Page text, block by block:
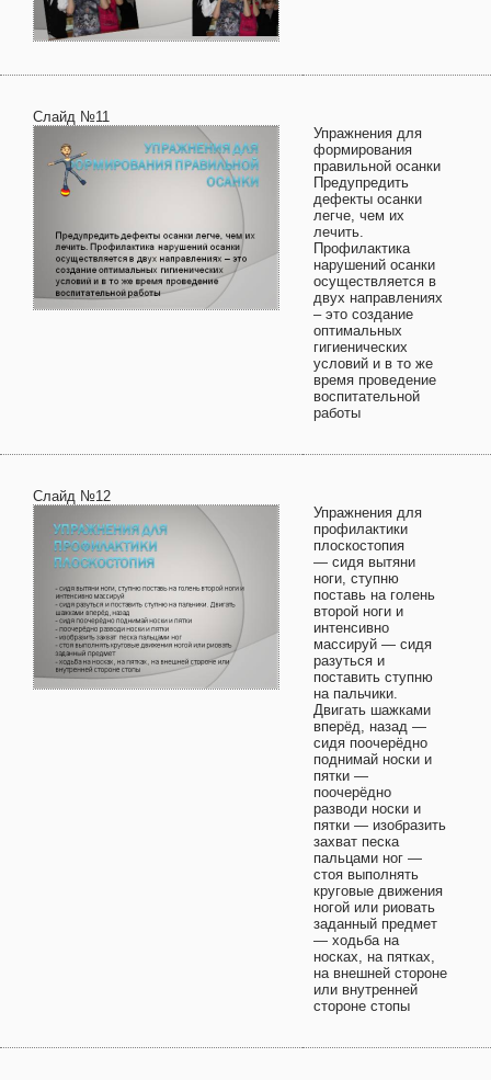
Слайд №11
Упражнения для
формирования
правильной осанки
Предупредить
дефекты осанки
легче, чем их
лечить.
Профилактика
нарушений осанки
осуществляется в
двух направлениях
– это создание
оптимальных
гигиенических
условий и в то же
время проведение
воспитательной
работы
Слайд №12
Упражнения для
профилактики
плоскостопия
— сидя вытяни
ноги, ступню
поставь на голень
второй ноги и
интенсивно
массируй — сидя
разуться и
поставить ступню
на пальчики.
Двигать шажками
вперёд, назад —
сидя поочерёдно
поднимай носки и
пятки —
поочерёдно
разводи носки и
пятки — изобразить
захват песка
пальцами ног —
стоя выполнять
круговые движения
ногой или риовать
заданный предмет
— ходьба на
носках, на пятках,
на внешней стороне
или внутренней
стороне стопы